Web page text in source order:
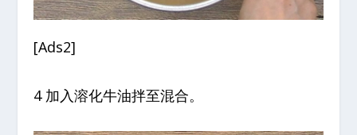
[Ads2]
4 加入溶化牛油拌至混合。